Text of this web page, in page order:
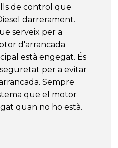
de control que
darrerament.
serveix per a
d'arrancada
està engegat. És
per a evitar
Sempre
que el motor
quan no ho està.